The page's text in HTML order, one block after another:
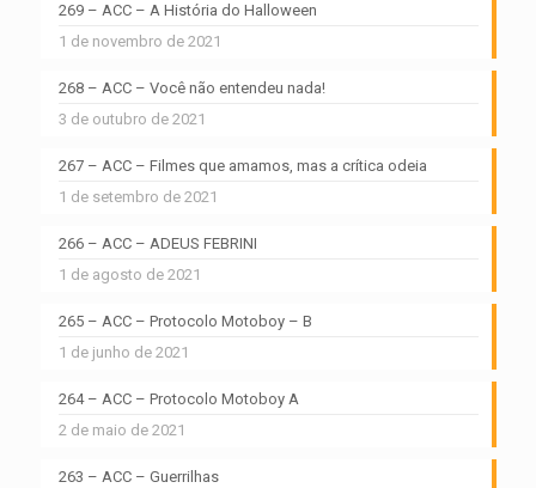
269 – ACC – A História do Halloween
1 de novembro de 2021
268 – ACC – Você não entendeu nada!
3 de outubro de 2021
267 – ACC – Filmes que amamos, mas a crítica odeia
1 de setembro de 2021
266 – ACC – ADEUS FEBRINI
1 de agosto de 2021
265 – ACC – Protocolo Motoboy – B
1 de junho de 2021
264 – ACC – Protocolo Motoboy A
2 de maio de 2021
263 – ACC – Guerrilhas